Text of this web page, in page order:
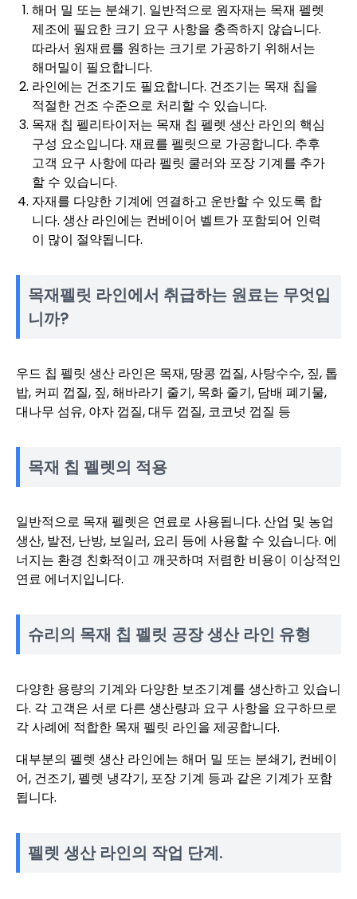
해머 밀 또는 분쇄기. 일반적으로 원자재는 목재 펠렛
제조에 필요한 크기 요구 사항을 충족하지 않습니다.
따라서 원재료를 원하는 크기로 가공하기 위해서는
해머밀이 필요합니다.
라인에는 건조기도 필요합니다. 건조기는 목재 칩을
적절한 건조 수준으로 처리할 수 있습니다.
목재 칩 펠리타이저는 목재 칩 펠렛 생산 라인의 핵심
구성 요소입니다. 재료를 펠릿으로 가공합니다. 추후
고객 요구 사항에 따라 펠릿 쿨러와 포장 기계를 추가
할 수 있습니다.
자재를 다양한 기계에 연결하고 운반할 수 있도록 합
니다. 생산 라인에는 컨베이어 벨트가 포함되어 인력
이 많이 절약됩니다.
목재펠릿 라인에서 취급하는 원료는 무엇입
니까?
우드 칩 펠릿 생산 라인은 목재, 땅콩 껍질, 사탕수수, 짚, 톱
밥, 커피 껍질, 짚, 해바라기 줄기, 목화 줄기, 담배 폐기물,
대나무 섬유, 야자 껍질, 대두 껍질, 코코넛 껍질 등
목재 칩 펠렛의 적용
일반적으로 목재 펠렛은 연료로 사용됩니다. 산업 및 농업
생산, 발전, 난방, 보일러, 요리 등에 사용할 수 있습니다. 에
너지는 환경 친화적이고 깨끗하며 저렴한 비용이 이상적인
연료 에너지입니다.
슈리의 목재 칩 펠릿 공장 생산 라인 유형
다양한 용량의 기계와 다양한 보조기계를 생산하고 있습니
다. 각 고객은 서로 다른 생산량과 요구 사항을 요구하므로
각 사례에 적합한 목재 펠릿 라인을 제공합니다.
대부분의 펠렛 생산 라인에는 해머 밀 또는 분쇄기, 컨베이
어, 건조기, 펠렛 냉각기, 포장 기계 등과 같은 기계가 포함
됩니다.
펠렛 생산 라인의 작업 단계.